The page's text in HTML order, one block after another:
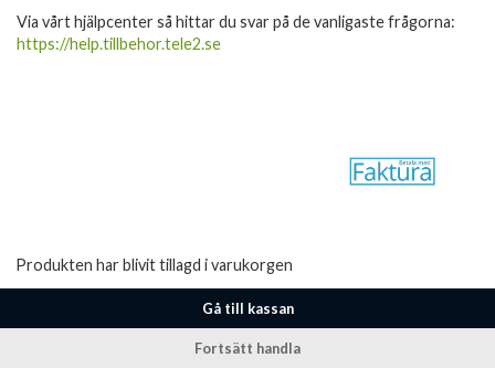
Via vårt hjälpcenter så hittar du svar på de vanligaste frågorna:
https://help.tillbehor.tele2.se
Produkten har blivit tillagd i varukorgen
Gå till kassan
Fortsätt handla